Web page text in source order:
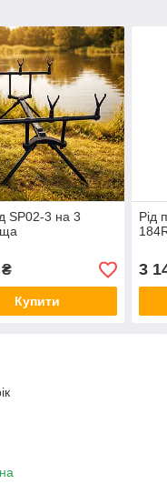
SP02-3 на 3
Купити
Рід
3